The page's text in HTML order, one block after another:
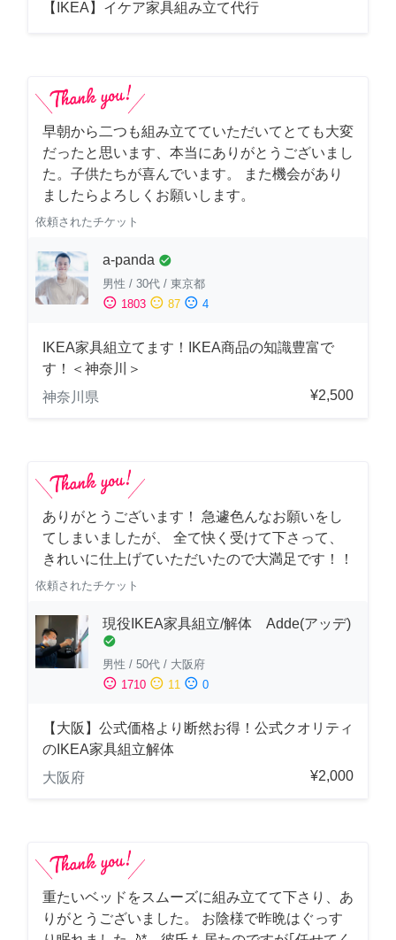
【IKEA】イケア家具組み立て代行
早朝から二つも組み立てていただいてとても大変
だったと思います、本当にありがとうございまし
た。子供たちが喜んでいます。 また機会があり
ましたらよろしくお願いします。
依頼されたチケット
a-panda check_circle
男性 / 30代 / 東京都
sentiment_satisfied 1803 sentiment_neutral 87 sentiment_dissatisfied 4
IKEA家具組立てます！IKEA商品の知識豊富で
す！＜神奈川＞
神奈川県
¥2,500
ありがとうございます！ 急遽色んなお願いをし
てしまいましたが、 全て快く受けて下さって、
きれいに仕上げていただいたので大満足です！！
依頼されたチケット
現役IKEA家具組立/解体 Adde(アッデ)
check_circle
男性 / 50代 / 大阪府
sentiment_satisfied 1710 sentiment_neutral 11 sentiment_dissatisfied 0
【大阪】公式価格より断然お得！公式クオリティ
のIKEA家具組立解体
大阪府
¥2,000
重たいベッドをスムーズに組み立てて下さり、あ
りがとうございました。 お陰様で昨晩はぐっす